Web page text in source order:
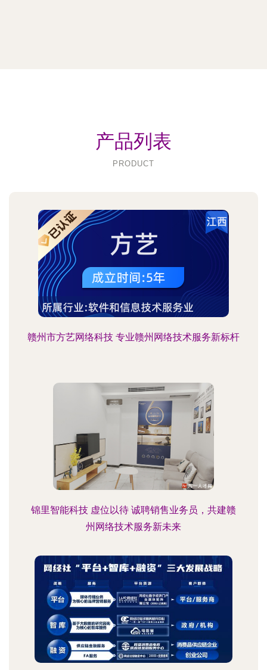
产品列表
PRODUCT
赣州市方艺网络科技 专业赣州网络技术服务新标杆
锦里智能科技 虚位以待 诚聘销售业务员，共建赣
州网络技术服务新未来